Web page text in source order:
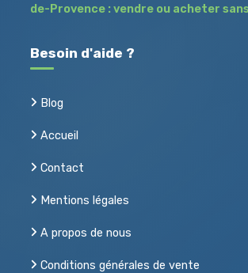
de-Provence : vendre ou acheter
Besoin d'aide ?
Blog
Accueil
Contact
Mentions légales
A propos de nous
Conditions générales de vente